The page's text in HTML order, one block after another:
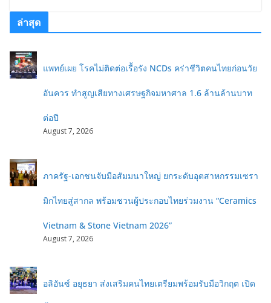
ล่าสุด
แพทย์เผย โรคไม่ติดต่อเรื้อรัง NCDs คร่าชีวิตคนไทยก่อนวัย
อันควร ทำสูญเสียทางเศรษฐกิจมหาศาล 1.6 ล้านล้านบาท
ต่อปี
August 7, 2026
ภาครัฐ-เอกชนจับมือสัมมนาใหญ่ ยกระดับอุตสาหกรรมเซรา
มิกไทยสู่สากล พร้อมชวนผู้ประกอบไทยร่วมงาน “Ceramics
Vietnam & Stone Vietnam 2026”
August 7, 2026
อลิอันซ์ อยุธยา ส่งเสริมคนไทยเตรียมพร้อมรับมือวิกฤต เปิด